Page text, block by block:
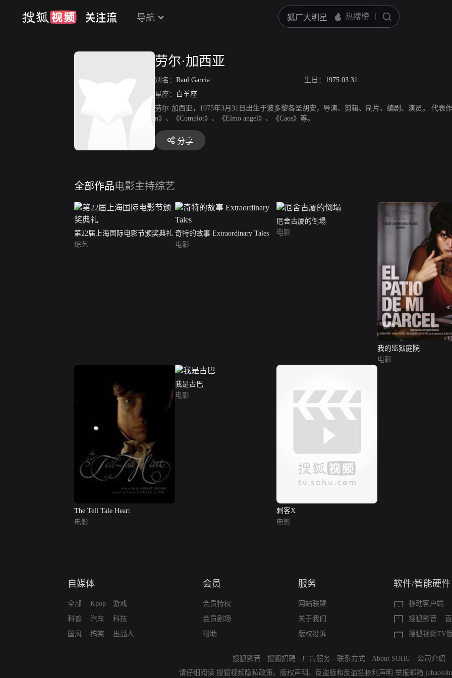
导航
劳尔·加西亚
别名： Raul Garcia 生日： 1975.03.31
星座：
白羊座
劳尔·加西亚，1975年3月31日出生于波多黎各圣胡安，导演、剪辑、制片、编剧、演员。 代表
n》、《Complot》、《Elmo angel》、《Caos》等。
分享
全部作品电影主持综艺
第22届上海国际电影节颁奖典礼
综艺
奇特的故事 Extraordinary Tales
电影
厄舍古厦的倒塌
电影
我的监狱庭院
电影
The Tell Tale Heart
电影
我是古巴
电影
刺客X
电影
自媒体
全部
科普
国风
Kpop
汽车
搞笑
游戏
科技
出品人
会员
会员特权
会员剧场
帮助
服务
网站联盟
关于我们
版权投诉
软件/智能硬件
移动客户端
搜狐影音
搜狐视频TV
搜狐影音 - 搜狐招聘 - 广告服务 - 联系方式 - About SOHU - 公司介绍
请仔细阅读 搜狐视频隐私政策、 版权声明 、 反盗版和反盗链权利声明 举报邮箱